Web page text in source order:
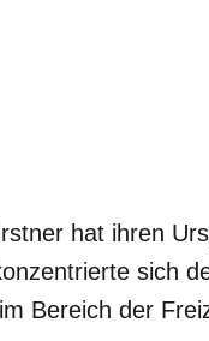
hat ihren
sich
Bereich der